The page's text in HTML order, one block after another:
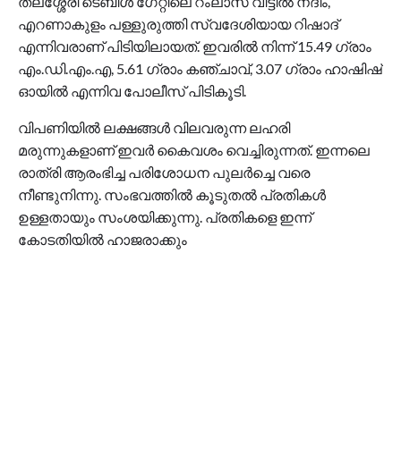
എറണാകുളം പള്ളുരുത്തി സ്വദേശിയായ റിഷാദ്
എന്നിവരാണ് പിടിയിലായത്. ഇവരിൽ നിന്ന് 15.49 ഗ്രാം
എം.ഡി.എം.എ, 5.61 ഗ്രാം കഞ്ചാവ്, 3.07 ഗ്രാം ഹാഷിഷ്
ഓയിൽ എന്നിവ പോലീസ് പിടികൂടി.
വിപണിയിൽ ലക്ഷങ്ങൾ വിലവരുന്ന ലഹരി
മരുന്നുകളാണ് ഇവർ കൈവശം വെച്ചിരുന്നത്. ഇന്നലെ
രാത്രി ആരംഭിച്ച പരിശോധന പുലർച്ചെ വരെ
നീണ്ടുനിന്നു. സംഭവത്തിൽ കൂടുതൽ പ്രതികൾ
ഉള്ളതായും സംശയിക്കുന്നു. പ്രതികളെ ഇന്ന്
കോടതിയിൽ ഹാജരാക്കും